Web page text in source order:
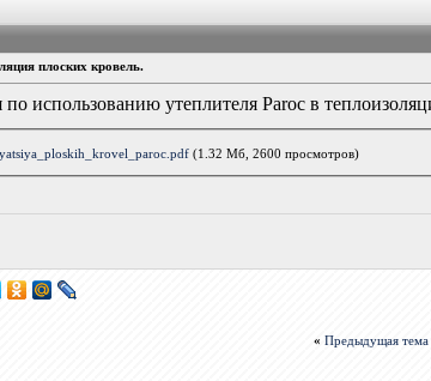
плоских кровель.
использованию утеплителя Paroc в
(1.32 Мб, 2600 просмотров)
« Предыдущая тема